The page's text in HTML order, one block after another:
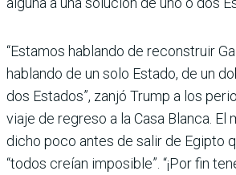
“Estamos hablando de reconstruir
hablando de un solo Estado, de un
dos Estados”, zanjó Trump a los
viaje de regreso a la Casa Blanca. El
dicho poco antes de salir de Egipto
“todos creían imposible”. “¡Por fin